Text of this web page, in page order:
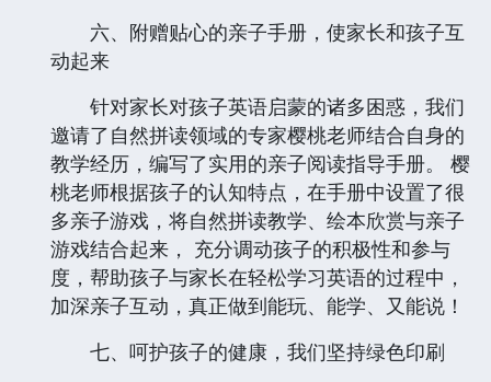
六、附赠贴心的亲子手册，使家长和孩子互
动起来
针对家长对孩子英语启蒙的诸多困惑，我们
邀请了自然拼读领域的专家樱桃老师结合自身的
教学经历，编写了实用的亲子阅读指导手册。 樱
桃老师根据孩子的认知特点，在手册中设置了很
多亲子游戏，将自然拼读教学、绘本欣赏与亲子
游戏结合起来， 充分调动孩子的积极性和参与
度，帮助孩子与家长在轻松学习英语的过程中，
加深亲子互动，真正做到能玩、能学、又能说！
七、呵护孩子的健康，我们坚持绿色印刷